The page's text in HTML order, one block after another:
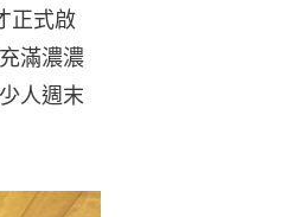
正式啟
滿濃濃
人週末